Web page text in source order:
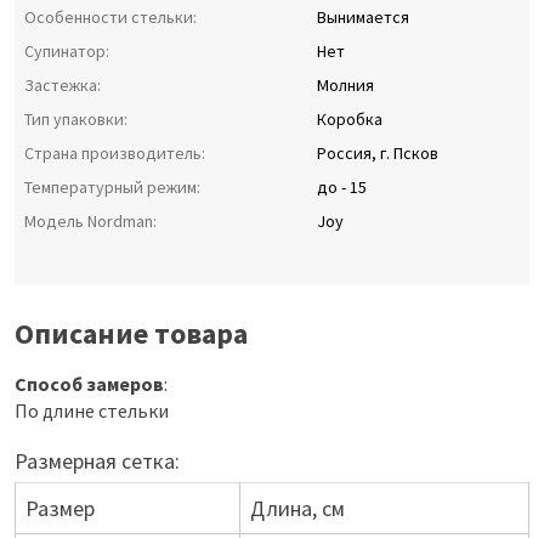
Особенности стельки:
Вынимается
Супинатор:
Нет
Застежка:
Молния
Тип упаковки:
Коробка
Страна производитель:
Россия, г. Псков
Температурный режим:
до - 15
Модель Nordman:
Joy
Описание товара
Способ замеров:
По длине стельки
Размерная сетка:
Размер
Длина, см